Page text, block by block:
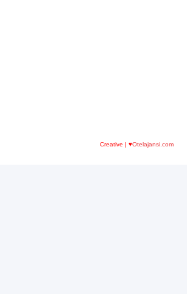
Creative | ♥Otelajansi.com